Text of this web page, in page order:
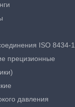
ISO 8434-1
прецизионные
давления